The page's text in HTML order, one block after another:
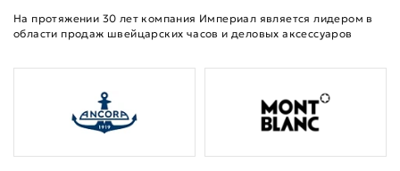
На протяжении 30 лет компания Империал является лидером в
области продаж швейцарских часов и деловых аксессуаров